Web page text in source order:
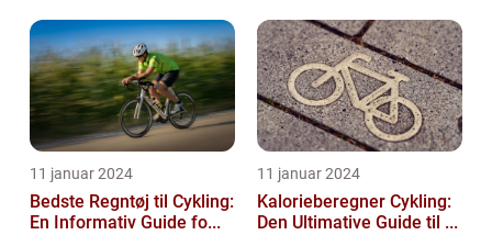
11 januar 2024
Bedste Regntøj til Cykling:
En Informativ Guide fo...
11 januar 2024
Kalorieberegner Cykling:
Den Ultimative Guide til ...